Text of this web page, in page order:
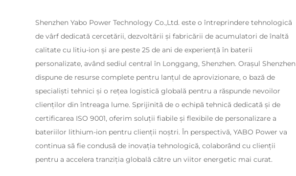
Shenzhen Yabo Power Technology Co.,Ltd. este o întreprindere tehnologică
de vârf dedicată cercetării, dezvoltării și fabricării de acumulatori de înaltă
calitate cu litiu-ion și are peste 25 de ani de experiență în baterii
personalizate, având sediul central în Longgang, Shenzhen. Orașul Shenzhen
dispune de resurse complete pentru lanțul de aprovizionare, o bază de
specialiști tehnici și o rețea logistică globală pentru a răspunde nevoilor
clienților din întreaga lume. Sprijinită de o echipă tehnică dedicată și de
certificarea ISO 9001, oferim soluții fiabile și flexibile de personalizare a
bateriilor lithium-ion pentru clienții noștri. În perspectivă, YABO Power va
continua să fie condusă de inovația tehnologică, colaborând cu clienții
pentru a accelera tranziția globală către un viitor energetic mai curat.